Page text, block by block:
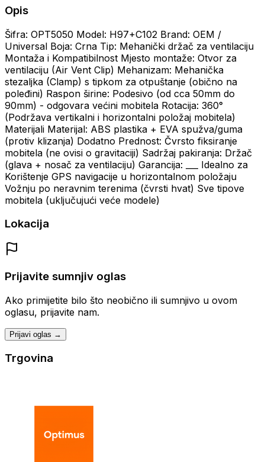
Opis
Šifra: OPT5050 Model: H97+C102 Brand: OEM /
Universal Boja: Crna Tip: Mehanički držač za ventilaciju
Montaža i Kompatibilnost Mjesto montaže: Otvor za
ventilaciju (Air Vent Clip) Mehanizam: Mehanička
stezaljka (Clamp) s tipkom za otpuštanje (obično na
poleđini) Raspon širine: Podesivo (od cca 50mm do
90mm) - odgovara većini mobitela Rotacija: 360°
(Podržava vertikalni i horizontalni položaj mobitela)
Materijali Materijal: ABS plastika + EVA spužva/guma
(protiv klizanja) Dodatno Prednost: Čvrsto fiksiranje
mobitela (ne ovisi o gravitaciji) Sadržaj pakiranja: Držač
(glava + nosač za ventilaciju) Garancija: ___ Idealno za
Korištenje GPS navigacije u horizontalnom položaju
Vožnju po neravnim terenima (čvrsti hvat) Sve tipove
mobitela (uključujući veće modele)
Lokacija
Prijavite sumnjiv oglas
Ako primijetite bilo što neobično ili sumnjivo u ovom
oglasu, prijavite nam.
Prijavi oglas →
Trgovina